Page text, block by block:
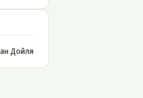
Дойля